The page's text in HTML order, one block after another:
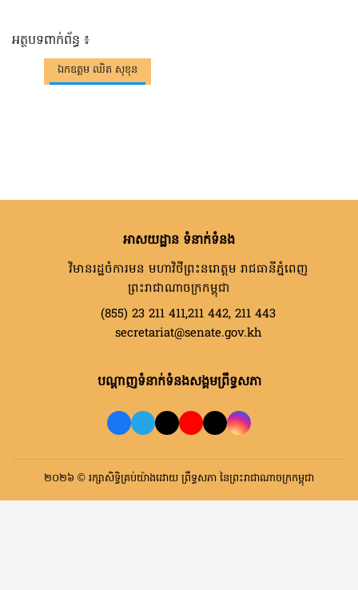
អត្ថបទពាក់ព័ន្ធ ៖
ឯកឧត្តម ឈិត សុខុន
អាសយដ្ឋាន ទំនាក់ទំនង
វិមានរដ្ឋចំការមន មហាវិថីព្រះនរោត្តម រាជធានីភ្នំពេញ
ព្រះរាជាណាចក្រកម្ពុជា
(855) 23 211 411,211 442, 211 443
secretariat@senate.gov.kh
បណ្តាញទំនាក់ទំនងសង្គមព្រឹទ្ធសភា
២០២៦ © រក្សាសិទ្ធិគ្រប់យ៉ាងដោយ ព្រឹទ្ធសភា នៃព្រះរាជាណាចក្រកម្ពុជា